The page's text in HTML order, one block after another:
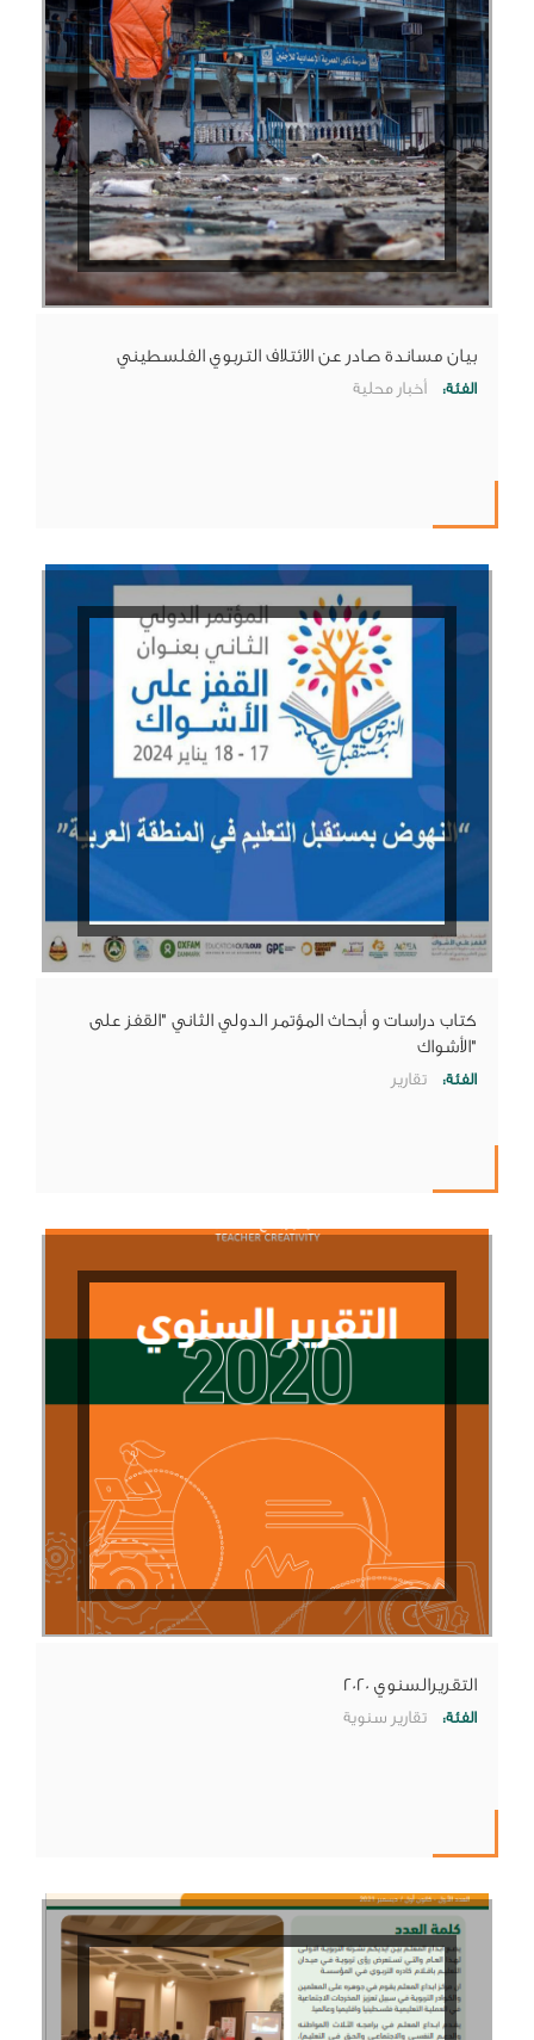
بيان مساندة صادر عن الائتلاف التربوي الفلسطيني
الفئة: أخبار محلية
كتاب دراسات و أبحاث المؤتمر الدولي الثاني "القفز على
الأشواك"
الفئة: تقارير
التقريرالسنوي 2020
الفئة: تقارير سنوية